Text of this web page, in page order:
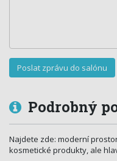
Podrobný
Najdete zde: moderní
kosmetické produkty, ale